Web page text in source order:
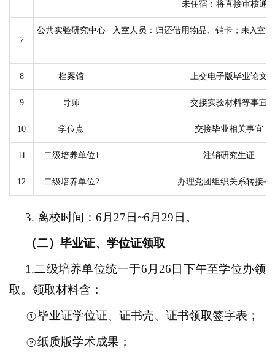
未住宿：将直接审核通
7
公共实验研究中心 入室人员：归还借用物品、销卡； 未入室
8 档案馆 上交电子版毕业论文
9 导师 交接实验材料等事宜
10 学位点 交接毕业相关事宜
11 二级培养单位1 注销研究生证
12 二级培养单位2 办理党团组织关系转接手
3. 离校时间： 6月 27 日~6月 29 日 。
（二） 毕业证、学位证领取
1.二级培养单位统一于6月 26 日下午至学位办领
取。领取材料含：
①毕业证学位证、证书壳、证书领取签字表；
②纸质版学术成果 ；